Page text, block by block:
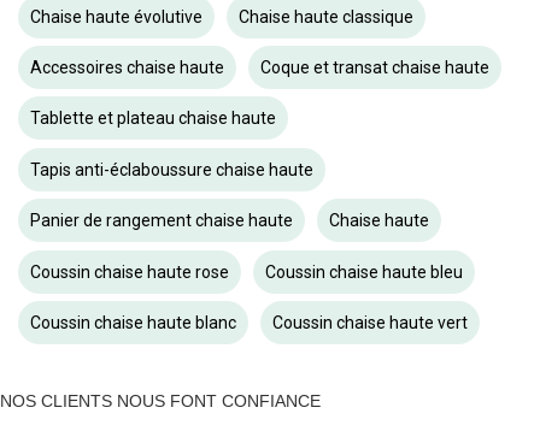
Chaise haute évolutive Chaise haute classique
Accessoires chaise haute Coque et transat chaise haute
Tablette et plateau chaise haute
Tapis anti-éclaboussure chaise haute
Panier de rangement chaise haute Chaise haute
Coussin chaise haute rose Coussin chaise haute bleu
Coussin chaise haute blanc Coussin chaise haute vert
NOS CLIENTS NOUS FONT CONFIANCE